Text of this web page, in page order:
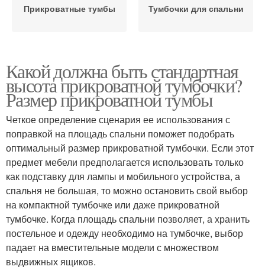
Прикроватные тумбы Тумбочки для спальни
Какой должна быть стандартная
высота прикроватной тумбочки?
Размер прикроватной тумбы
Четкое определение сценария ее использования с
поправкой на площадь спальни поможет подобрать
оптимальный размер прикроватной тумбочки. Если этот
предмет мебели предполагается использовать только
как подставку для лампы и мобильного устройства, а
спальня не большая, то можно остановить свой выбор
на компактной тумбочке или даже прикроватной
тумбочке. Когда площадь спальни позволяет, а хранить
постельное и одежду необходимо на тумбочке, выбор
падает на вместительные модели с множеством
выдвижных ящиков.